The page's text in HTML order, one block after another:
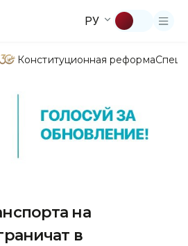
РУ
Конституционная реформа
на
в